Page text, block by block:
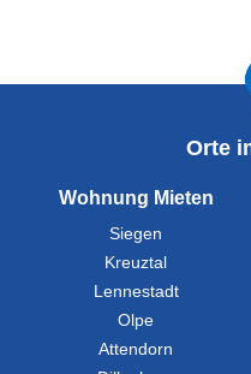
Orte
Wohnung Mieten
Siegen
Kreuztal
Lennestadt
Olpe
Attendorn